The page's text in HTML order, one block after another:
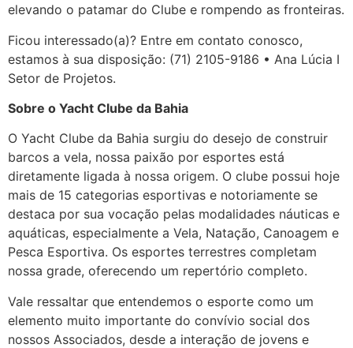
elevando o patamar do Clube e rompendo as fronteiras.
Ficou interessado(a)? Entre em contato conosco,
estamos à sua disposição: (71) 2105-9186 • Ana Lúcia I
Setor de Projetos.
Sobre o Yacht Clube da Bahia
O Yacht Clube da Bahia surgiu do desejo de construir
barcos a vela, nossa paixão por esportes está
diretamente ligada à nossa origem. O clube possui hoje
mais de 15 categorias esportivas e notoriamente se
destaca por sua vocação pelas modalidades náuticas e
aquáticas, especialmente a Vela, Natação, Canoagem e
Pesca Esportiva. Os esportes terrestres completam
nossa grade, oferecendo um repertório completo.
Vale ressaltar que entendemos o esporte como um
elemento muito importante do convívio social dos
nossos Associados, desde a interação de jovens e